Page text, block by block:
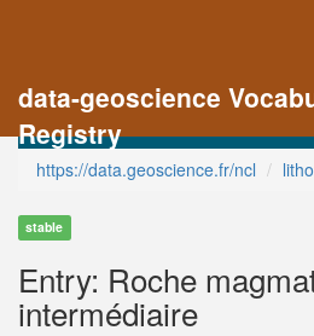
data-geoscience
Registry
https://data.geoscience.fr/ncl litho
stable
Entry: Roche
intermédiaire